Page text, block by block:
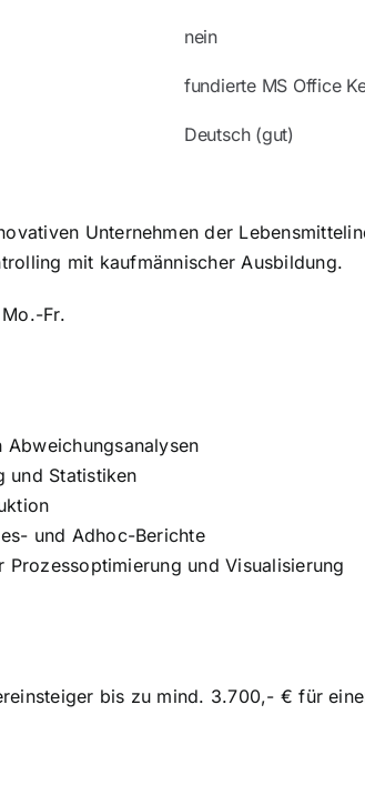
nein
fundierte MS Office
Deutsch (gut)
Unternehmen der
mit kaufmännischer Ausbildung.
Fr.
und Statistiken
und Adhoc-Berichte
und Visualisierung
bis zu mind. 3.700,- € für